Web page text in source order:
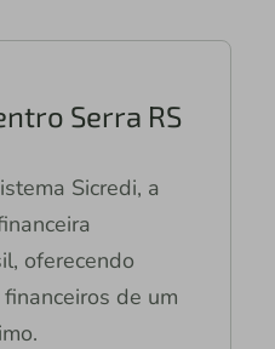
Serra RS
Sicredi, a
oferecendo
de um